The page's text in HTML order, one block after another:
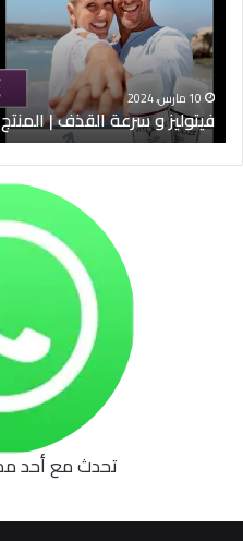
المنتج
الأصلي
10 مارس، 2024
فيتوليز و سرعة القذف |
تحدث مع أحد